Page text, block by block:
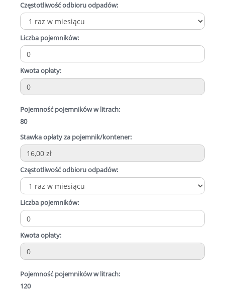
Częstotliwość odbioru odpadów:
Liczba pojemników:
Kwota opłaty:
Pojemność pojemników w litrach:
80
Stawka opłaty za pojemnik/kontener:
Częstotliwość odbioru odpadów:
Liczba pojemników:
Kwota opłaty:
Pojemność pojemników w litrach:
120